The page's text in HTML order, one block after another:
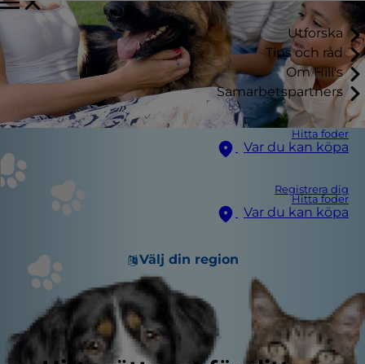
Utforska
Tips och råd
Om Hill's
Samarbetspartners
Hitta foder
Var du kan köpa
Registrera dig
Hitta foder
Var du kan köpa
Välj din region